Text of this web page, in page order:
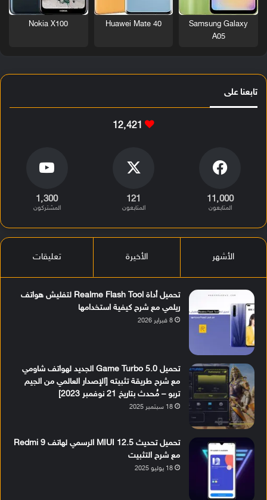
Samsung Galaxy
A05
Huawei Mate 40
Nokia X100
تابعنا على
12٬421
11٬000
المتابعون
121
المتابعون
1٬300
المشتركون
الأشهر الأخيرة تعليقات
تحميل أداة Realme Flash Tool لتفليش هواتف
ريلمي مع شرح كيفية استخدامها
8 فبراير 2026
تحميل Game Turbo 5.0 الجديد لهواتف شاومي
مع شرح طريقة تثبيته [الإصدار العالمي من الجيم
تربو – مُحدث بتاريخ 21 نوفمبر 2023]
18 سبتمبر 2025
تحميل تحديث MIUI 12.5 الرسمي لهاتف Redmi 9
مع شرح التثبيت
18 يوليو 2025